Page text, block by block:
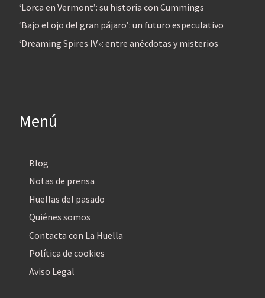
‘Lorca en Vermont’: su historia con Cummings
‘Bajo el ojo del gran pájaro’: un futuro especulativo
‘Dreaming Spires IV»: entre anécdotas y misterios
Menú
Blog
Notas de prensa
Huellas del pasado
Quiénes somos
Contacta con La Huella
Política de cookies
Aviso Legal